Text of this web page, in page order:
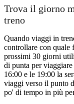
Trova il giorno
treno
Quando viaggi in
controllare con quale
prossimi 30 giorni
di punta per
16:00 e le 19:00 la
viaggi verso il punto
po' di tempo in più